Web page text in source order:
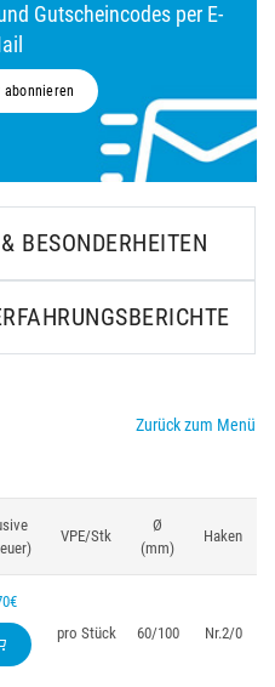
Gutscheincodes per E-
BESONDERHEITEN
Zurück zum Menü
VPE/Stk
Ø
(mm)
Haken
pro Stück
60/100 Nr.2/0